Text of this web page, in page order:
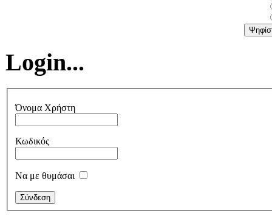
Login...
Όνομα Χρήστη
Κωδικός
Να με θυμάσαι